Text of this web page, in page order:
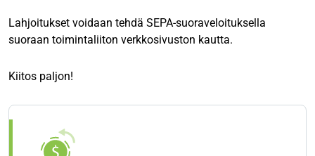
Lahjoitukset voidaan tehdä SEPA-suoraveloituksella
suoraan toimintaliiton verkkosivuston kautta.
Kiitos paljon!